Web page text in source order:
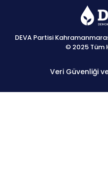
DEVA Partisi
© 2025 Tüm
Veri Güvenliği